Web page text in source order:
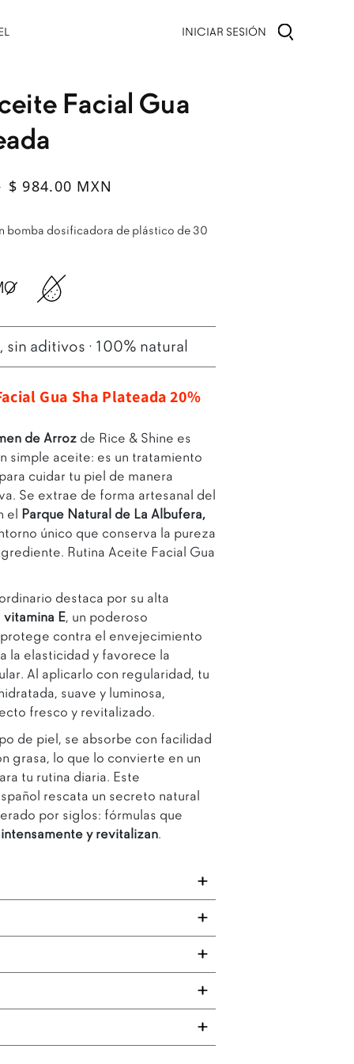
INICIAR SESIÓN
Abrir enlace
Facial Gua
$ 984.00 MXN
bomba dosificadora de plástico de 30
aditivos · 100% natural
Gua Sha Plateada 20%
de Arrozde Rice & Shine es
simple aceite: es un tratamiento
cuidar tu piel de manera
Se extrae de forma artesanal del
el Parque Natural de La Albufera,
único que conserva la pureza
Rutina Aceite Facial Gua
destaca por su alta
vitamina E, un poderoso
contra el envejecimiento
la elasticidad y favorece la
Al aplicarlo con regularidad, tu
suave y luminosa,
fresco y revitalizado.
de piel, se absorbe con facilidad
grasa, lo que lo convierte en un
tu rutina diaria. Este
rescata un secreto natural
por siglos: fórmulas que
y revitalizan.